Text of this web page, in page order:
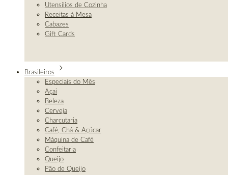
Utensílios de Cozinha
Receitas à Mesa
Cabazes
Gift Cards
Brasileiros
Especiais do Mês
Açai
Beleza
Cerveja
Charcutaria
Café, Chá & Açúcar
Máquina de Café
Confeitaria
Queijo
Pão de Queijo